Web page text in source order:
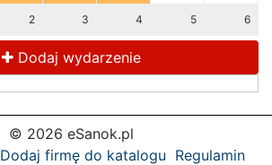
2 3 4 5 6
Dodaj wydarzenie
© 2026 eSanok.pl
Dodaj firmę do katalogu Regulamin